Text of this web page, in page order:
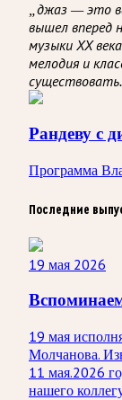
„джаз — это
вышел вперед
музыки ХХ
мелодия и
Рандеву с
Программа
Последние
19 мая 2026
19 мая
Молчанова.
11 мая.2026
нашего